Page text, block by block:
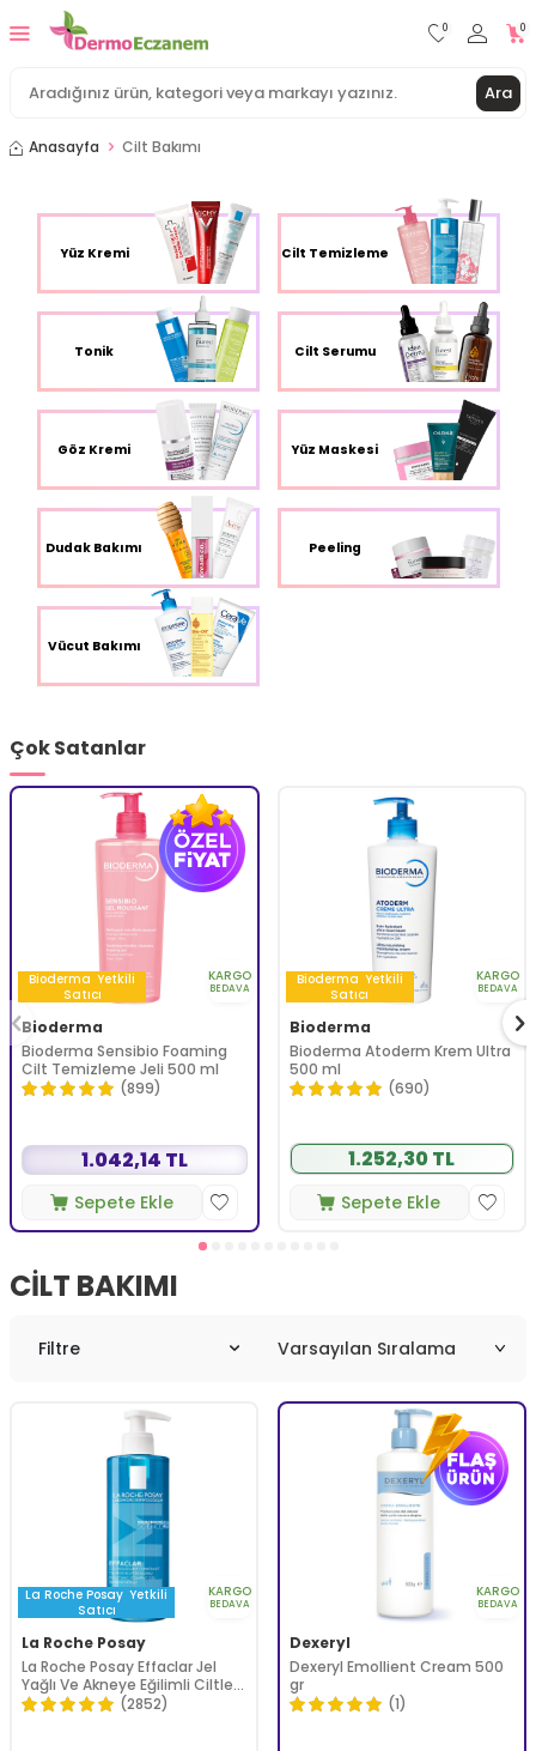
Ara
0 0
Anasayfa Cilt Bakımı
Yüz Kremi Cilt Temizleme
Tonik Cilt Serumu
Göz Kremi Yüz Maskesi
Dudak Bakımı Peeling
Vücut Bakımı
Çok Satanlar
Bioderma Yetkili
Satıcı
KARGO
BEDAVA
Bioderma
Bioderma Sensibio Foaming
Cilt Temizleme Jeli 500 ml
(899)
1.042,14 TL
Sepete Ekle
Bioderma Yetkili
Satıcı
KARGO
BEDAVA
Bioderma
Bioderma Atoderm Krem Ultra
500 ml
(690)
1.252,30 TL
Sepete Ekle
CILT BAKIMI
Filtre
La Roche Posay Yetkili
Satıcı
KARGO
BEDAVA
La Roche Posay
La Roche Posay Effaclar Jel
Yağlı Ve Akneye Eğilimli Ciltler
için Yüz Temizleme Jeli 400
(2852)
KARGO
BEDAVA
Dexeryl
Dexeryl Emollient Cream 500
gr
(1)